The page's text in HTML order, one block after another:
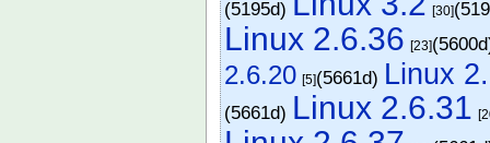
(5195d) [30]
Linux 2.6.36 [23]
2.6.20 [5](5661d) Linux
(5661d) Linux 2.6.31